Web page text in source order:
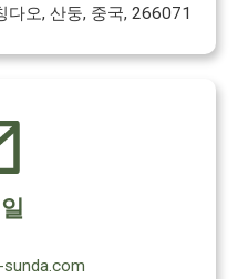
다오, 산둥, 중국, 266071
sunda.com